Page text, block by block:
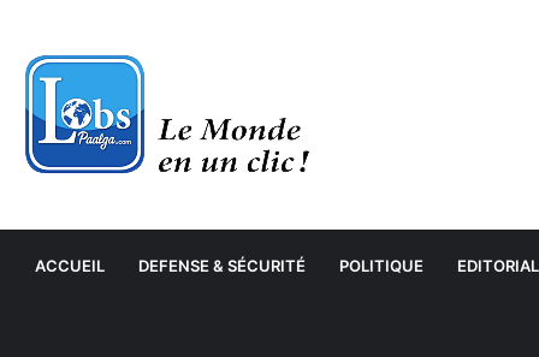
ACCUEIL DEFENSE & SÉCURITÉ POLITIQUE EDITORIAL